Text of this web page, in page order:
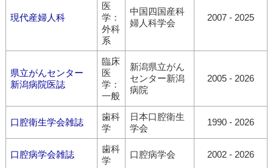
現代産婦人科
医
学：
外科
系
中国四国産科
婦人科学会
2007 - 2025
県立がんセンター
新潟病院医誌
臨床
医
学：
一般
新潟県立がん
センター新潟
病院
2005 - 2026
口腔衛生学会雑誌
歯科
学
日本口腔衛生
学会
1990 - 2026
口腔病学会雑誌
歯科
学
口腔病学会 2002 - 2026